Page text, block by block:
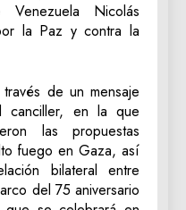
Venezuela Nicolás
la Paz y contra la
de un mensaje
canciller, en la que
las propuestas
fuego en Gaza, así
bilateral entre
del 75 aniversario